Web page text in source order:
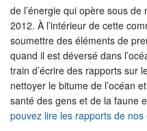
de l’énergie qui opère sous
2012. À l’intérieur de cette
soumettre des éléments de
quand il est déversé dans
train d’écrire des rapports sur
nettoyer le bitume de l’océan
santé des gens et de la faune
pouvez lire les rapports de nos